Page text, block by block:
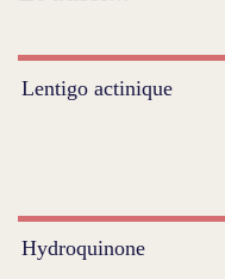
Lentigo actinique
Hydroquinone